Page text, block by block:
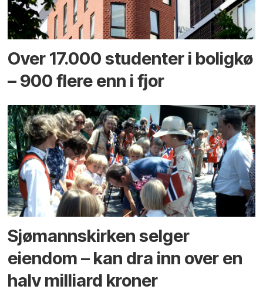
Over 17.000 studenter i boligkø
– 900 flere enn i fjor
Sjømannskirken selger
eiendom – kan dra inn over en
halv milliard kroner